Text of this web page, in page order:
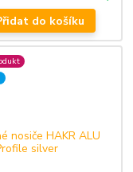
do košíku